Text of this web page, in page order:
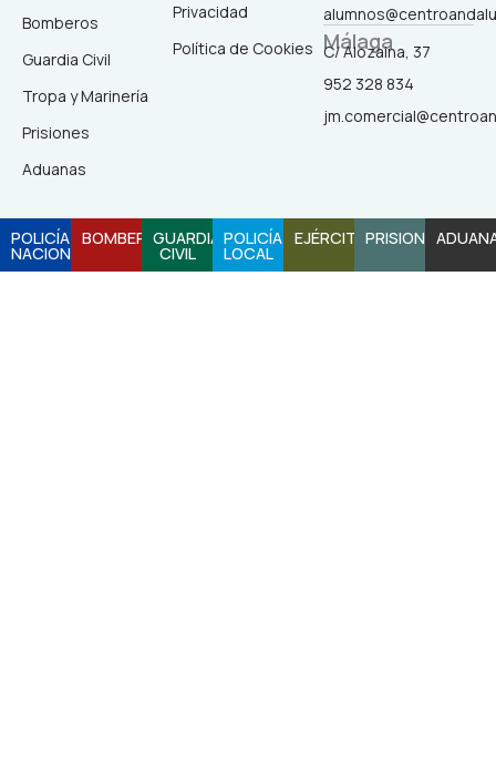
- m
Bomberos
Guardia Civil
Tropa y Marinería
Prisiones
Aduanas
Privacidad
Política de Cookies Málaga
C/ Alozaina, 37
952 328 834
POLICÍA
NACIONAL
BOMBEROSGUARDIA
CIVIL
POLICÍA
LOCAL
EJÉRCITOPRISIONES